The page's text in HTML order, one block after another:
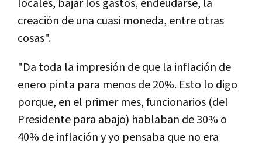
locales, bajar los gastos, endeudarse, la
creación de una cuasi moneda, entre otras
cosas".
"Da toda la impresión de que la inflación de
enero pinta para menos de 20%. Esto lo digo
porque, en el primer mes, funcionarios (del
Presidente para abajo) hablaban de 30% o
40% de inflación y yo pensaba que no era